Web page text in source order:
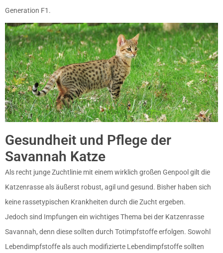
Generation F1.
Gesundheit und Pflege der
Savannah Katze
Als recht junge Zuchtlinie mit einem wirklich großen Genpool gilt die
Katzenrasse als äußerst robust, agil und gesund. Bisher haben sich
keine rassetypischen Krankheiten durch die Zucht ergeben.
Jedoch sind Impfungen ein wichtiges Thema bei der Katzenrasse
Savannah, denn diese sollten durch Totimpfstoffe erfolgen. Sowohl
Lebendimpfstoffe als auch modifizierte Lebendimpfstoffe sollten